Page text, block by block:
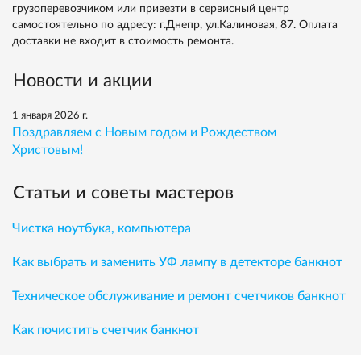
грузоперевозчиком или привезти в сервисный центр
самостоятельно по адресу: г.Днепр, ул.Калиновая, 87. Оплата
доставки не входит в стоимость ремонта.
Новости и акции
1 января 2026 г.
Поздравляем с Новым годом и Рождеством
Христовым!
Статьи и советы мастеров
Чистка ноутбука, компьютера
Как выбрать и заменить УФ лампу в детекторе банкнот
Техническое обслуживание и ремонт счетчиков банкнот
Как почистить счетчик банкнот